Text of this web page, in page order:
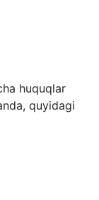
huquqlar
quyidagi